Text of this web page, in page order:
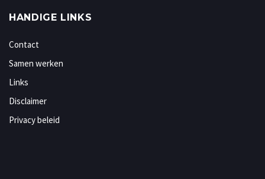
HANDIGE LINKS
Contact
Samen werken
Links
Disclaimer
Privacy beleid